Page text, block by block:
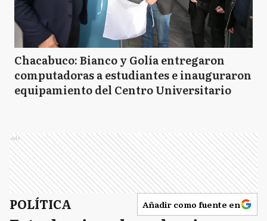
Chacabuco: Bianco y Golía entregaron
computadoras a estudiantes e inauguraron
equipamiento del Centro Universitario
Ads
POLÍTICA Añadir como fuente en